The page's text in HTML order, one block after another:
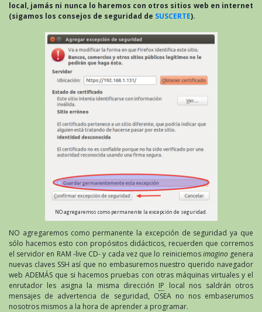
local, jamás ni nunca lo haremos con otros sitios web en internet
(sigamos los consejos de seguridad de SUSCERTE).
NO agregaremos como permanente la excepción de seguridad.
NO agregaremos como permanente la excepción de seguridad ya que
sólo hacemos esto con propósitos didácticos, recuerden que corremos
el servidor en RAM -live CD- y cada vez que lo reiniciemosimagino genera
nuevas claves SSH así que no embasuremos nuestro querido navegador
web ADEMÁS que si hacemos pruebas con otras máquinas virtuales y el
enrutador les asigna la misma dirección IP local nos saldrán otros
mensajes de advertencia de seguridad, OSEA no nos embaserumos
nosotros mismos a la hora de aprender a programar.